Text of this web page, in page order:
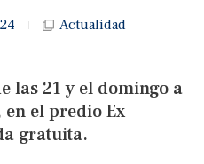
Actualidad
las 21 y el domingo a
el predio Ex
gratuita.